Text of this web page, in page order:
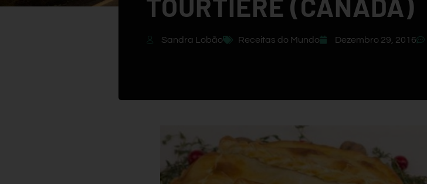
Sandra Lobão Receitas do Mundo Dezembro 29, 2016